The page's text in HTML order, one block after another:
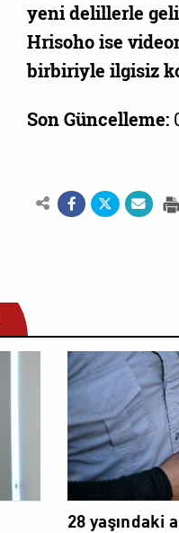
yeni delillerle
Hrisoho ise
birbiriyle ilgisiz
Son Güncelleme:
28 yaşındaki